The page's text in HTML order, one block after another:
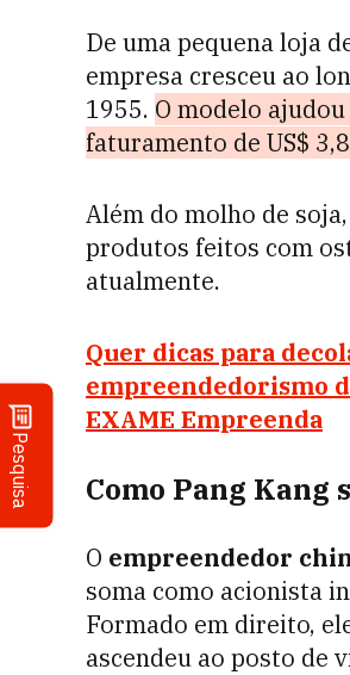
Pesquisa
De uma pequena loja
empresa cresceu ao
1955. O modelo
faturamento de US$
Além do molho de
produtos feitos com
atualmente.
Quer dicas para
empreendedorismo
EXAME Empreenda
Como Pang
O empreendedor
soma como acionista
Formado em direito,
ascendeu ao posto de